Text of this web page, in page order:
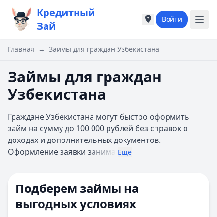
Кредитный
Зай
Города России
Москва
Казань
Б
Барнаул
Белгород
Города России
Москва
Казань
Б
Барнаул
Белгород
Войти
Главная → Займы для граждан Узбекистана
Займы для граждан
Узбекистана
Граждане Узбекистана могут быстро оформить
займ на сумму до 100 000 рублей без справок о
доходах и дополнительных документов.
Оформление заявки занима Еще
Подберем займы на
выгодных условиях